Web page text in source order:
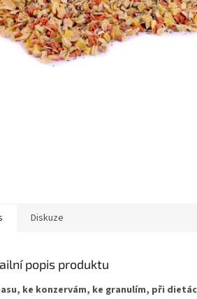
Diskuze
popis produktu
ke konzervám, ke granulím, při